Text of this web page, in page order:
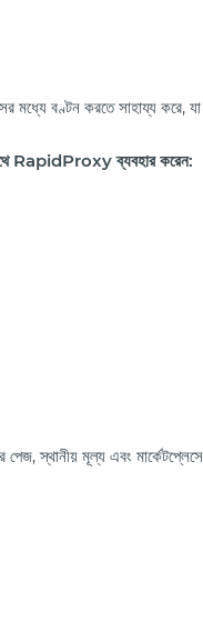
মধ্যে বণ্টন করতে সাহায্য করে, যা
সাথে RapidProxy ব্যবহার করেন:
স্থানীয় মূল্য এবং